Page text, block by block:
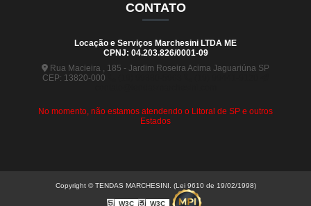
CONTATO
Locação e Serviços Marchesini LTDA ME
CPNJ: 04.203.826/0001-09
Rua Macieira , 185 - Jardim Roseira Acima Jaguariúna SP
CEP: 13820-000
No momento, não estamos atendendo o Litoral de SP e outros
Estados
Copyright © TENDAS MARCHESINI. (Lei 9610 de 19/02/1998)
W3C W3C